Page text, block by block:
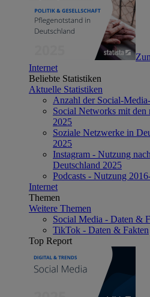
Internet
Beliebte Statistiken
Aktuelle Statistiken
Anzahl der Social-
Social Networks mit
2025
Soziale Netzwerke in
2025
Instagram - Nutzung
Deutschland 2025
Podcasts - Nutzung
Internet
Themen
Weitere Themen
Social Media - Daten &
TikTok - Daten & Fakten
Top Report